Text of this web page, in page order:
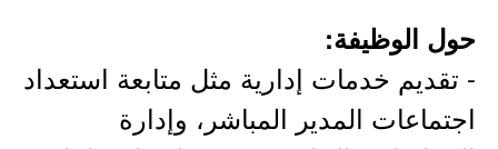
حول الوظيفة:
- تقديم خدمات إدارية مثل متابعة استعداد
اجتماعات المدير المباشر، وإدارة